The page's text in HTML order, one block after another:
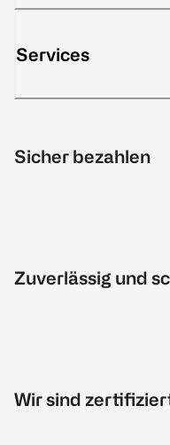
Services
Sicher bezahlen
Zuverlässig und
Wir sind